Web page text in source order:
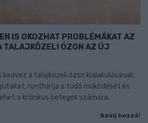
IS OKOZHAT PROBLÉMÁKAT AZ
TALAJKÖZELI ÓZON AZ ÚJ
kedvez a talajközeli ózon kialakulásának,
ronthatja a tüdő működését és
a krónikus betegek számára.
Szólj hozzá!